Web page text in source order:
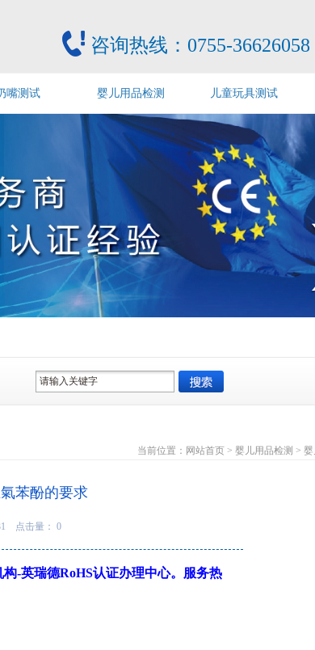
咨询热线： 0755-36626058
嘴测试 婴儿用品检测 儿童玩具测试
当前位置： 网站首页 > 婴儿用品检测 > 婴
苯酚的要求
点击量： 0
-英瑞德RoHS认证办理中心。服务热